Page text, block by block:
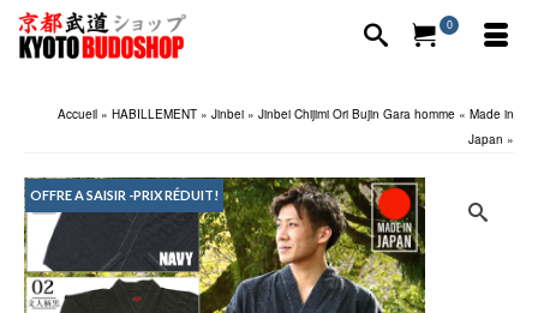
0
Accueil » HABILLEMENT » Jinbei » Jinbei Chijimi Ori Bujin Gara homme « Made in
Japan »
OFFRE A SAISIR -PRIX RÉDUIT!